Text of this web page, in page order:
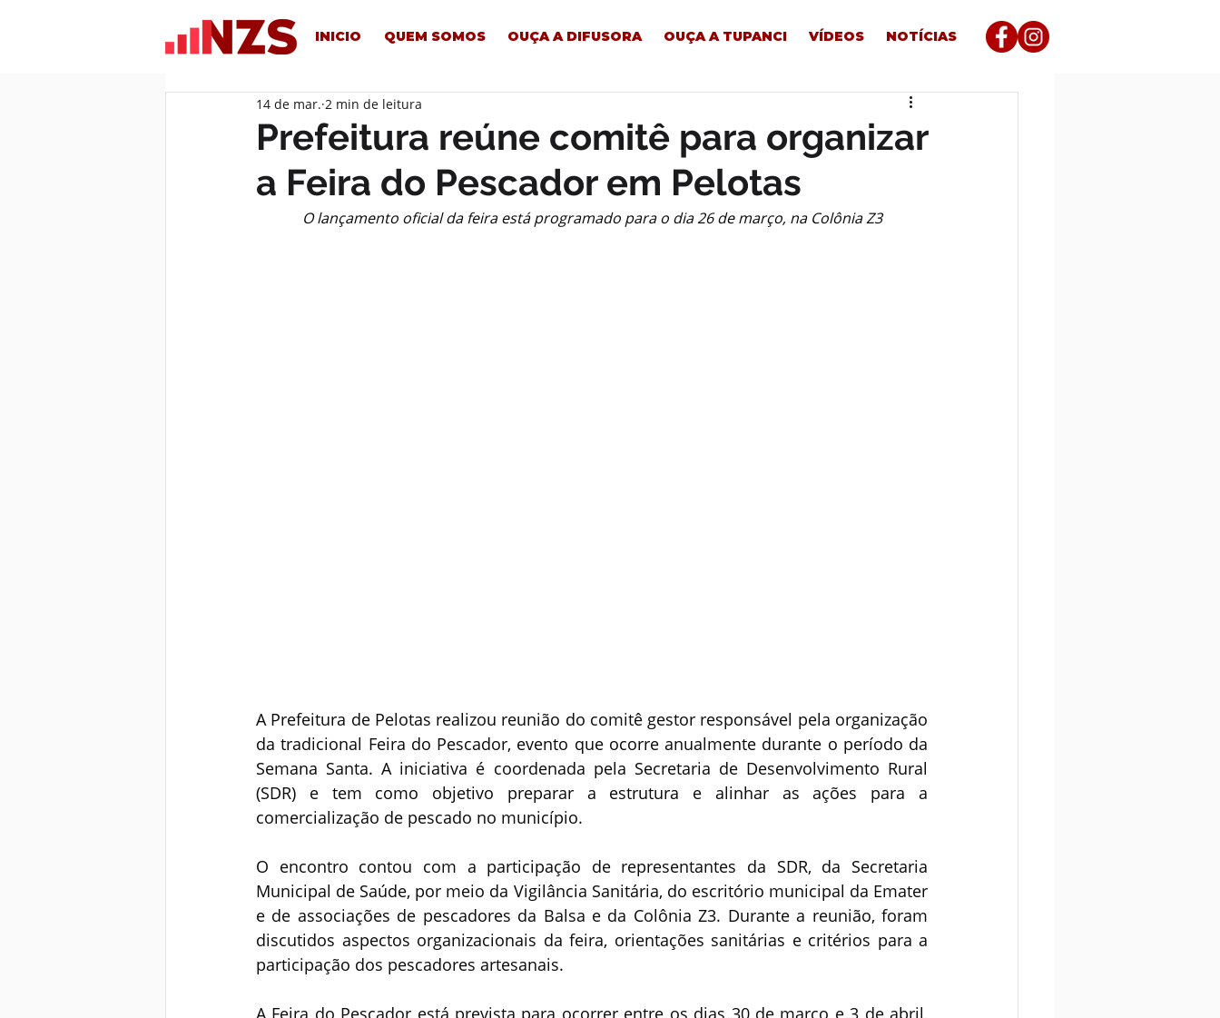
INICIO QUEM SOMOS OUÇA A DIFUSORA OUÇA A TUPANCI VÍDEOS NOTÍCIAS
Prefeitura reúne comitê para organizar
a Feira do Pescador em Pelotas
14 de mar. 2 min de leitura
O lançamento oficial da feira está programado para o dia 26 de março, na Colônia Z3
A Prefeitura de Pelotas realizou reunião do comitê gestor responsável pela organização
da tradicional Feira do Pescador, evento que ocorre anualmente durante o período da
Semana Santa. A iniciativa é coordenada pela Secretaria de Desenvolvimento Rural
(SDR) e tem como objetivo preparar a estrutura e alinhar as ações para a
comercialização de pescado no município.
O encontro contou com a participação de representantes da SDR, da Secretaria
Municipal de Saúde, por meio da Vigilância Sanitária, do escritório municipal da Emater
e de associações de pescadores da Balsa e da Colônia Z3. Durante a reunião, foram
discutidos aspectos organizacionais da feira, orientações sanitárias e critérios para a
participação dos pescadores artesanais.
A Feira do Pescador está prevista para ocorrer entre os dias 30 de março e 3 de abril,